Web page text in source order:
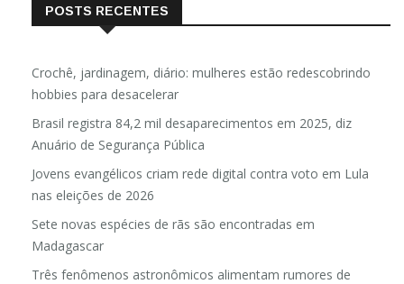
POSTS RECENTES
Crochê, jardinagem, diário: mulheres estão redescobrindo
hobbies para desacelerar
Brasil registra 84,2 mil desaparecimentos em 2025, diz
Anuário de Segurança Pública
Jovens evangélicos criam rede digital contra voto em Lula
nas eleições de 2026
Sete novas espécies de rãs são encontradas em
Madagascar
Três fenômenos astronômicos alimentam rumores de